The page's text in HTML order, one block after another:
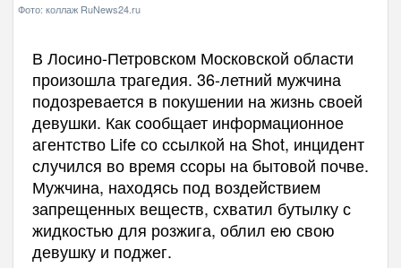
Фото: коллаж RuNews24.ru
В Лосино-Петровском Московской области
произошла трагедия. 36-летний мужчина
подозревается в покушении на жизнь своей
девушки. Как сообщает информационное
агентство Life со ссылкой на Shot, инцидент
случился во время ссоры на бытовой почве.
Мужчина, находясь под воздействием
запрещенных веществ, схватил бутылку с
жидкостью для розжига, облил ею свою
девушку и поджег.